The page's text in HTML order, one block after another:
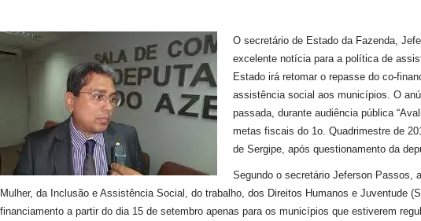
O secretário de Estado da Fazenda,
excelente notícia para a política de
Estado irá retomar o repasse do co-
assistência social aos municípios. O
passada, durante audiência pública
metas fiscais do 1o. Quadrimestre de
de Sergipe, após questionamento da
Segundo o secretário Jeferson Passos,
Mulher, da Inclusão e Assistência Social, do trabalho, dos Direitos Humanos e Juventude
financiamento a partir do dia 15 de setembro apenas para os municípios que estiverem